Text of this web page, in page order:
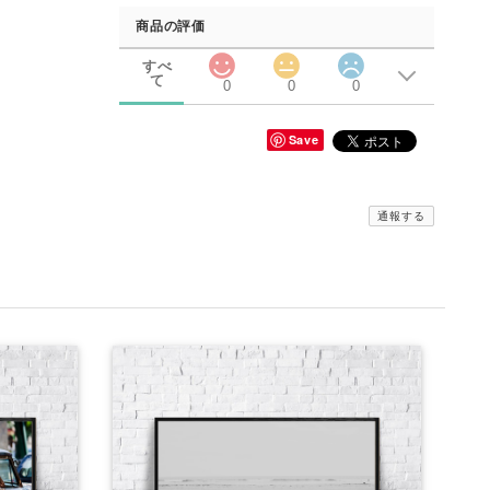
商品の評価
すべ
て
0 0 0
Save
通報する